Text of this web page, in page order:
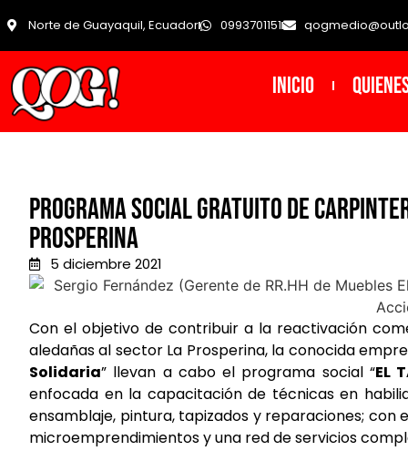
Norte de Guayaquil, Ecuador 0993701151
INICIO
Programa Social gratuito de
Prosperina
5 diciembre 2021
Con el objetivo de contribuir a la reactivación
aledañas al sector La Prosperina, la conocida
Solidaria” llevan a cabo el programa social “EL
enfocada en la capacitación de técnicas en
ensamblaje, pintura, tapizados y reparaciones;
microemprendimientos y una red de servicios